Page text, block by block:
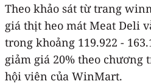
Theo khảo sát từ trang
giá thịt heo mát Meat Deli
trong khoảng 119.922 -
giảm giá 20% theo
hội viên của WinMart.